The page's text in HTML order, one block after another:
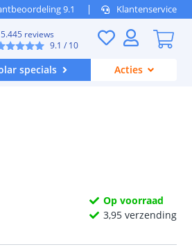
9.1 Klantenservice
reviews
9.1 / 10
specials Acties
Op voorraad
3,95 verzending